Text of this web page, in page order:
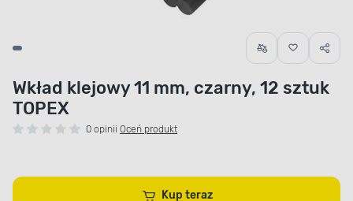
Wkład klejowy 11 mm, czarny, 12 sztuk
TOPEX
0 opinii Oceń produkt
Kup teraz